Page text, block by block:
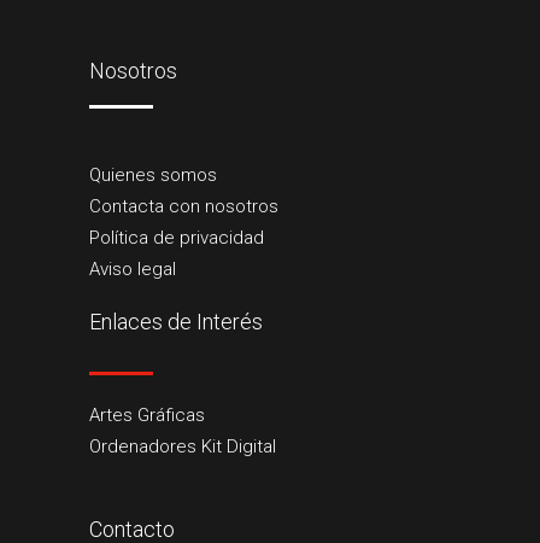
Nosotros
Quienes somos
Contacta con nosotros
Política de privacidad
Aviso legal
Enlaces de Interés
Artes Gráficas
Ordenadores Kit Digital
Contacto